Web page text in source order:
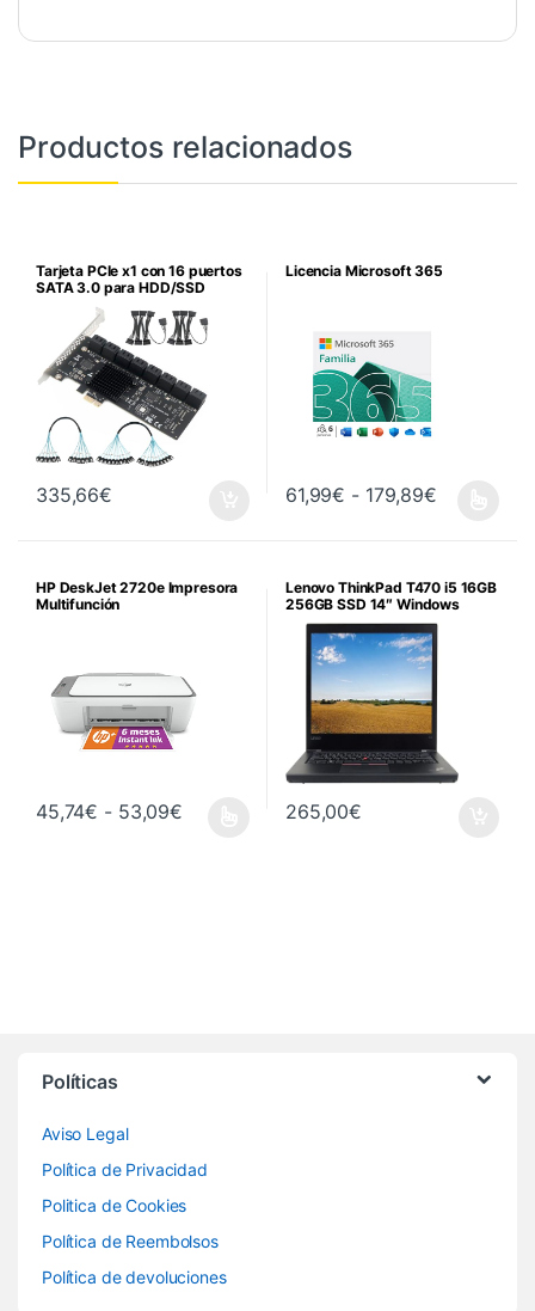
Productos relacionados
Tarjeta PCIe x1 con 16 puertos
SATA 3.0 para HDD/SSD
335,66€
Licencia Microsoft 365
61,99€ - 179,89€Rango de
Este producto tiene múltiples
HP DeskJet 2720e Impresora
Multifunción
45,74€ - 53,09€Rango de precios: desde 45,74€ hasta
Este producto tiene múltiples variantes. Las opciones se
Lenovo ThinkPad T470 i5 16GB
256GB SSD 14″ Windows
265,00€
Políticas
Aviso Legal
Política de Privacidad
Politica de Cookies
Política de Reembolsos
Política de devoluciones